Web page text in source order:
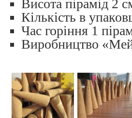
Висота пірамід 2
Кількість в
Час горіння 1
Виробництво